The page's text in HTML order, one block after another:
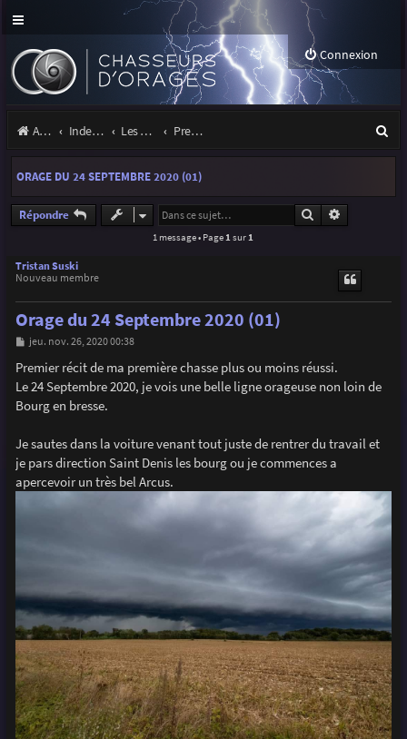
Connexion
Accueil Index du forum Les orages Premiers pas sous les orages
e
ORAGE DU 24 SEPTEMBRE 2020 (01)
Répondre Rechercher
1 message • Page 1 sur 1
Tristan Suski
Nouveau membre
Orage du 24 Septembre 2020 (01)
M
s
s
a
e
jeu. nov. 26, 2020 00:38
Premier récit de ma première chasse plus ou moins réussi.
Le 24 Septembre 2020, je vois une belle ligne orageuse non loin de
Bourg en bresse.
Je sautes dans la voiture venant tout juste de rentrer du travail et
je pars direction Saint Denis les bourg ou je commences a
apercevoir un très bel Arcus.